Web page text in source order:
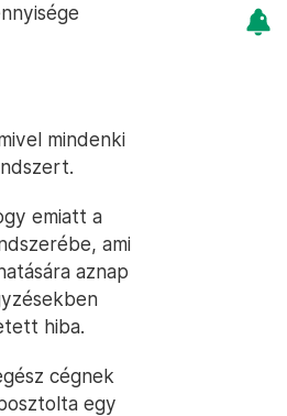
mindenki
emiatt a
ami
aznap
hiba.
cégnek
egy